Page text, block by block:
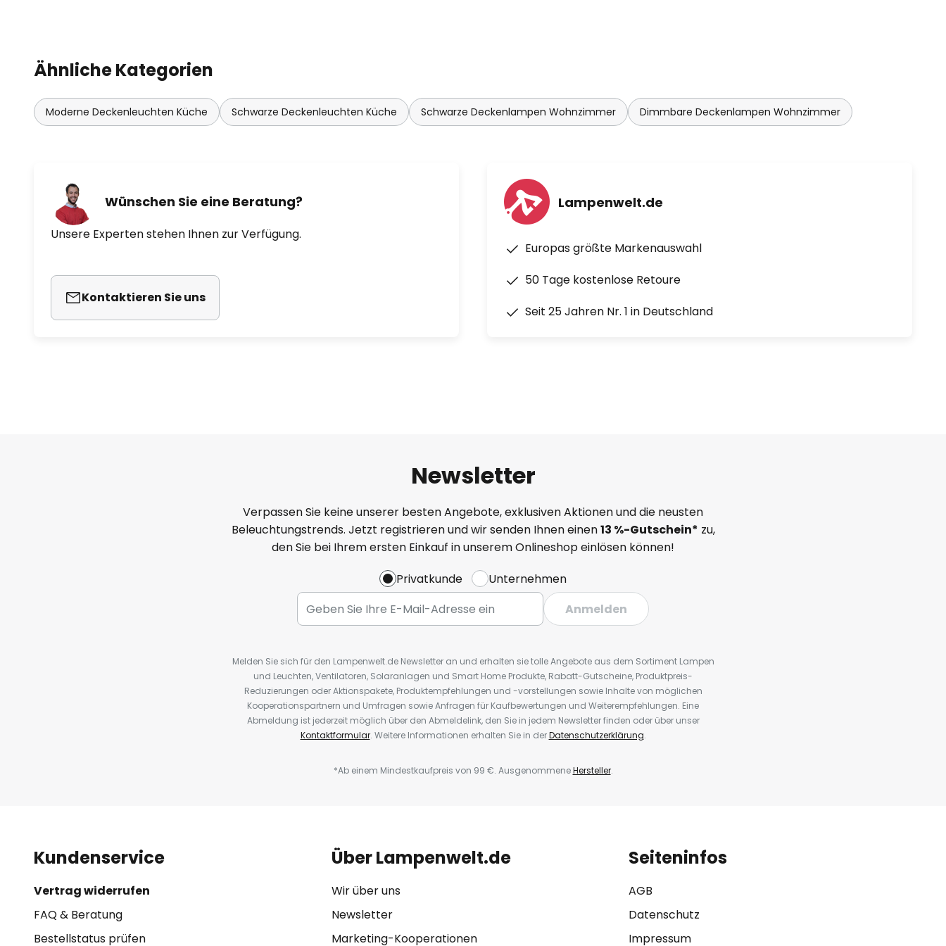
Ähnliche Kategorien
Moderne Deckenleuchten Küche Schwarze Deckenleuchten Küche Schwarze Deckenlampen Wohnzimmer Dimmbare Deckenlampen Wohnzimmer
Wünschen Sie eine Beratung?
Unsere Experten stehen Ihnen zur Verfügung.
Kontaktieren Sie uns
Lampenwelt.de
Europas größte Markenauswahl
50 Tage kostenlose Retoure
Seit 25 Jahren Nr. 1 in Deutschland
Newsletter
Verpassen Sie keine unserer besten Angebote, exklusiven Aktionen und die neusten
Beleuchtungstrends. Jetzt registrieren und wir senden Ihnen einen13 %-Gutschein* zu,
den Sie bei Ihrem ersten Einkauf in unserem Onlineshop einlösen können!
Privatkunde
Unternehmen
Anmelden
Melden Sie sich für den Lampenwelt.de Newsletter an und erhalten sie tolle Angebote aus dem Sortiment Lampen
und Leuchten, Ventilatoren, Solaranlagen und Smart Home Produkte, Rabatt-Gutscheine, Produktpreis-
Reduzierungen oder Aktionspakete, Produktempfehlungen und -vorstellungen sowie Inhalte von möglichen
Kooperationspartnern und Umfragen sowie Anfragen für Kaufbewertungen und Weiterempfehlungen. Eine
Abmeldung ist jederzeit möglich über den Abmeldelink, den Sie in jedem Newsletter finden oder über unser
Kontaktformular. Weitere Informationen erhalten Sie in derDatenschutzerklärung.
*Ab einem Mindestkaufpreis von 99 €. AusgenommeneHersteller.
Kundenservice
Vertrag widerrufen
FAQ & Beratung
Bestellstatus prüfen
Über Lampenwelt.de
Wir über uns
Newsletter
Marketing-Kooperationen
Seiteninfos
AGB
Datenschutz
Impressum